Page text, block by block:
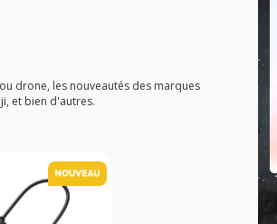
drone, les nouveautés des marques
et bien d'autres.